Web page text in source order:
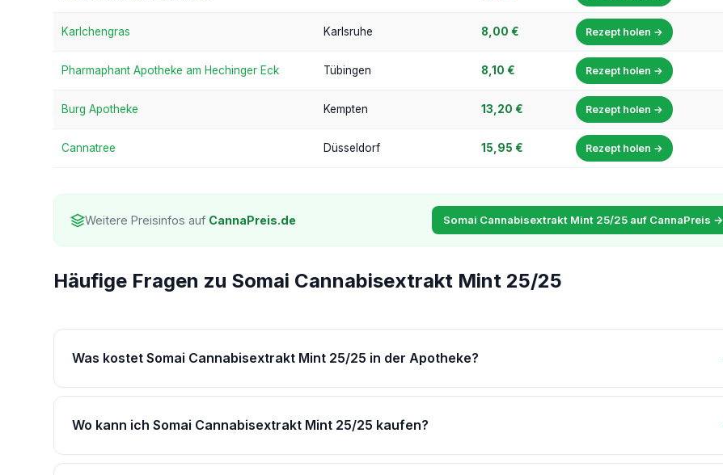
Karlchengras Karlsruhe 8,00 € Rezept holen →
Pharmaphant Apotheke am Hechinger Eck Tübingen 8,10 € Rezept holen →
Burg Apotheke Kempten 13,20 € Rezept holen →
Cannatree Düsseldorf 15,95 € Rezept holen →
Weitere Preisinfos auf CannaPreis.de Somai Cannabisextrakt Mint 25/25 auf CannaPreis →
Häufige Fragen zu Somai Cannabisextrakt Mint 25/25
Was kostet Somai Cannabisextrakt Mint 25/25 in der Apotheke?
Wo kann ich Somai Cannabisextrakt Mint 25/25 kaufen?